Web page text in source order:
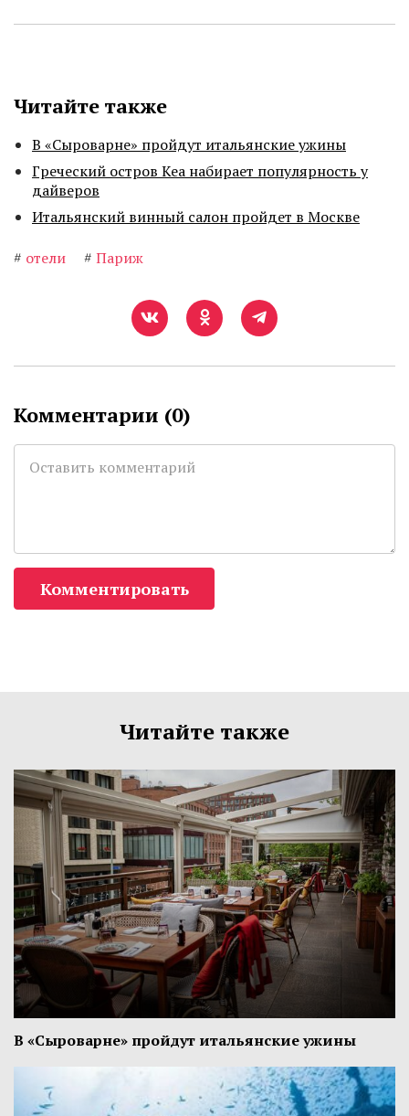
Читайте также
В «Сыроварне» пройдут итальянские ужины
Греческий остров Кеа набирает популярность у
дайверов
Итальянский винный салон пройдет в Москве
# отели # Париж
Комментарии (0)
Комментировать
Читайте также
В «Сыроварне» пройдут итальянские ужины